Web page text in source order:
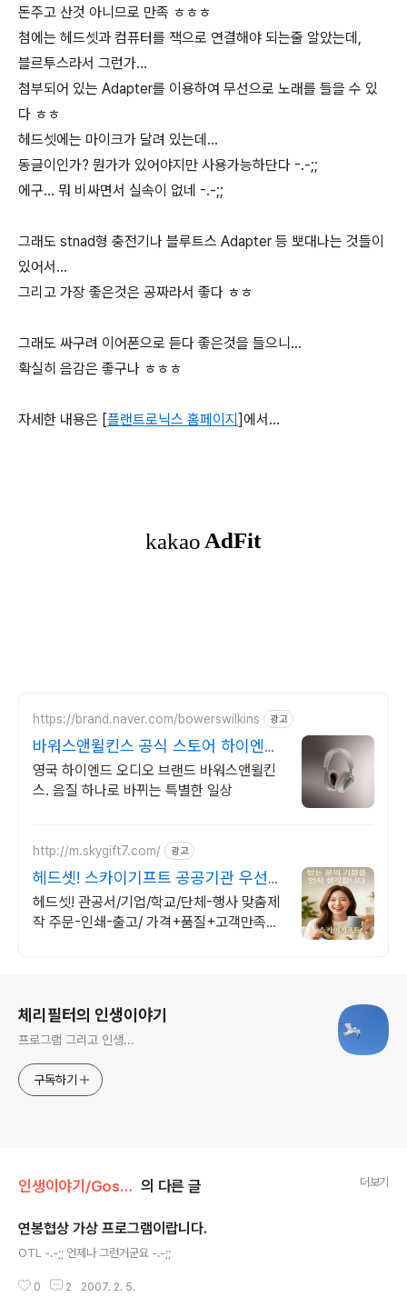
돈주고 산것 아니므로 만족 ㅎㅎㅎ
첨에는 헤드셋과 컴퓨터를 잭으로 연결해야 되는줄 알았는데,
블르투스라서 그런가...
첨부되어 있는 Adapter를 이용하여 무선으로 노래를 들을 수 있
다 ㅎㅎ
헤드셋에는 마이크가 달려 있는데...
동글이인가? 뭔가가 있어야지만 사용가능하단다 -.-;;
에구... 뭐 비싸면서 실속이 없네 -.-;;
그래도 stnad형 충전기나 블루트스 Adapter 등 뽀대나는 것들이
있어서...
그리고 가장 좋은것은 공짜라서 좋다 ㅎㅎ
그래도 싸구려 이어폰으로 듣다 좋은것을 들으니...
확실히 음감은 좋구나 ㅎㅎㅎ
자세한 내용은 [플랜트로닉스 홈페이지]에서...
https://brand.naver.com/bowerswilkins 광고
바워스앤윌킨스 공식 스토어 하이엔드
명품 오디오
영국 하이엔드 오디오 브랜드 바워스앤윌킨
스. 음질 하나로 바뀌는 특별한 일상
http://m.skygift7.com/ 광고
헤드셋! 스카이기프트 공공기관 우선구
매 대상기업
헤드셋! 관공서/기업/학교/단체-행사 맞춤제
작 주문-인쇄-출고/ 가격+품질+고객만족도
체리필터의 인생이야기
프로그램 그리고 인생...
구독하기
인생이야기/Gossip 의 다른 글 더보기
연봉협상 가상 프로그램이랍니다.
OTL -.-;; 언제나 그런거군요 -.-;;
0 2 2007. 2. 5.